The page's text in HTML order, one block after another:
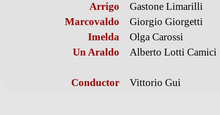
Arrigo
Gastone Limarilli
Marcovaldo
Giorgio Giorgetti
Imelda
Olga Carossi
Un Araldo
Alberto Lotti Camici
Conductor Vittorio Gui